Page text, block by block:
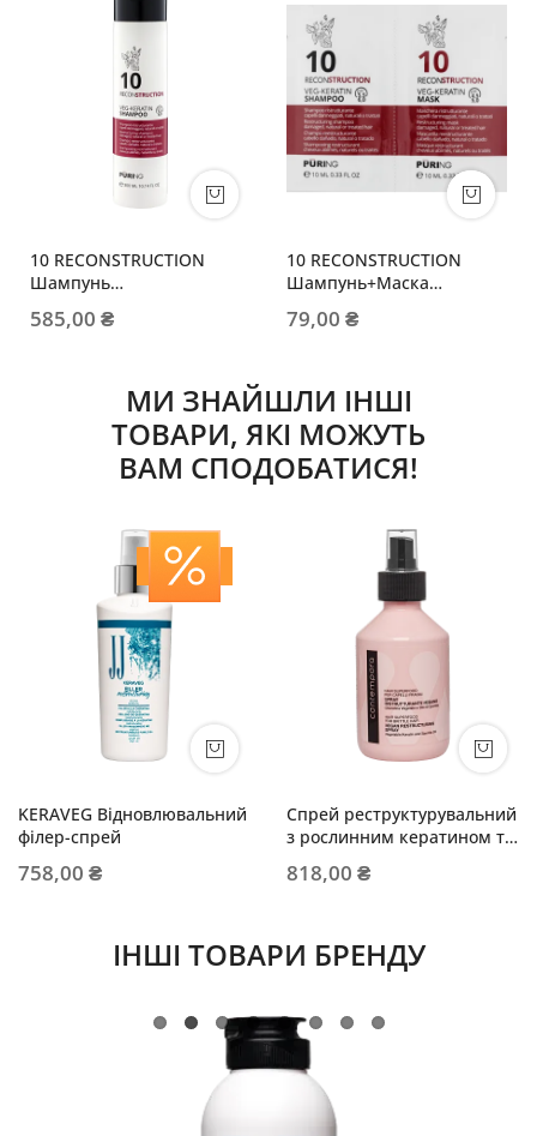
10 RECONSTRUCTION
Шампунь
рослинним кератином
585,00 ₴
10 RECONSTRUCTION
Шампунь+Маска
79,00 ₴
МИ ЗНАЙШЛИ ІНШІ
ТОВАРИ, ЯКІ МОЖУТЬ
ВАМ СПОДОБАТИСЯ!
KERAVEG Відновлювальний
філер-спрей
758,00 ₴
Cпрей реструктурувальний
з рослинним кератином та
818,00 ₴
ІНШІ ТОВАРИ БРЕНДУ